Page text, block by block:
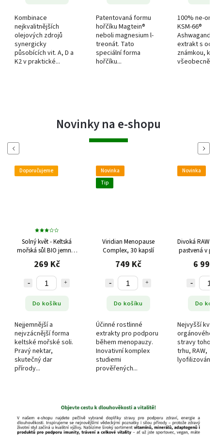
Kombinace
nejkvalitnějších
olejových zdrojů
synergicky
působících vit. A, D a
K2 v praktické...
Patentovaná formu
hořčíku Magtein®
neboli magnesium l-
treonát. Tato
speciální forma
hořčíku...
100% ne-
KSM-66®
extrakt s
známkou,
všeobecně
Novinky na e-shopu
Previous
Doporučujeme
Solný květ - Keltská
mořská sůl BIO jemná,
250 g
269 Kč
Do košíku
Nejjemnější a
nejvzácnější forma
keltské mořské soli.
Pravý nektar,
skutečný dar
přírody...
Novinka
Tip
Viridian Menopause
Complex, 30 kapslí
749 Kč
Do košíku
Účinné rostlinné
extrakty pro podporu
během menopauzy.
Inovativní komplex
studiemi
prověřených...
Novinka
Divoká RAW
pastvená v
liver),
6 999
Do
Nejvyšší
orgánového
stravy
trhu, RAW,
lyofilizováno,
Next